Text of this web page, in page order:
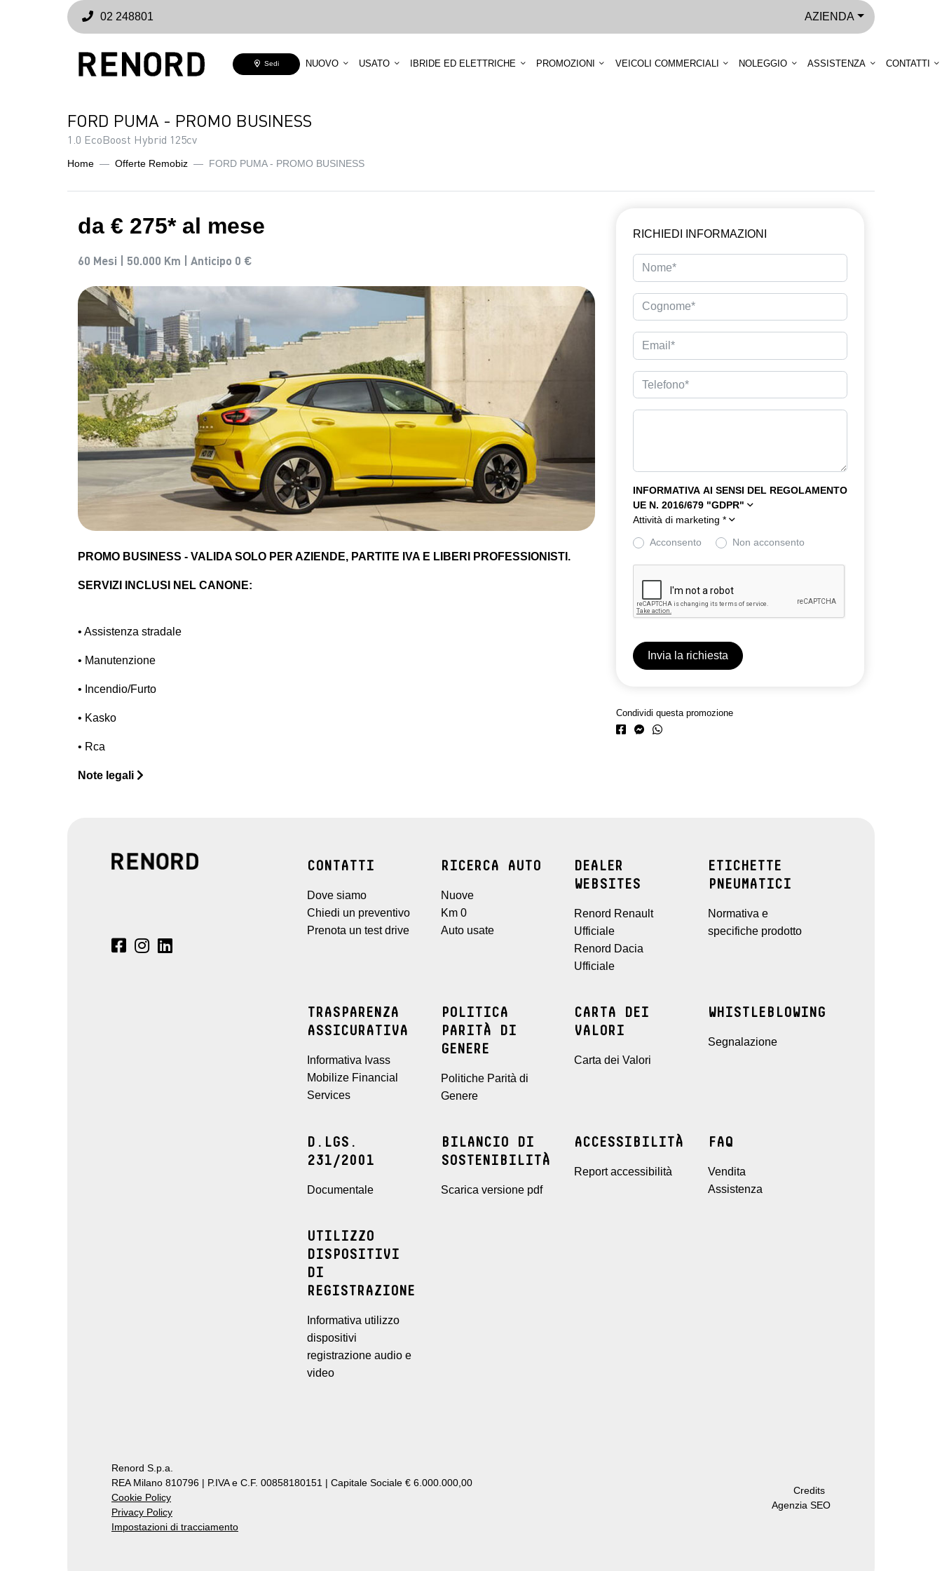
02 248801 AZIENDA
Sedi NUOVO USATO IBRIDE ED ELETTRICHE PROMOZIONI VEICOLI COMMERCIALI NOLEGGIO ASSISTENZA CONTATTI
FORD PUMA - PROMO BUSINESS
1.0 EcoBoost Hybrid 125cv
Home Offerte Remobiz FORD PUMA - PROMO BUSINESS
da € 275* al mese
60 Mesi | 50.000 Km | Anticipo 0 €
PROMO BUSINESS - VALIDA SOLO PER AZIENDE, PARTITE IVA E LIBERI PROFESSIONISTI.
SERVIZI INCLUSI NEL CANONE:
• Assistenza stradale
• Manutenzione
• Incendio/Furto
• Kasko
• Rca
Note legali
RICHIEDI INFORMAZIONI
INFORMATIVA AI SENSI DEL REGOLAMENTO
UE N. 2016/679 "GDPR"
Attività di marketing *
Acconsento Non acconsento
Condividi questa promozione
CONTATTI
Dove siamo
Chiedi un preventivo
Prenota un test drive
RICERCA AUTO
Nuove
Km 0
Auto usate
DEALER
WEBSITES
Renord Renault
Ufficiale
Renord Dacia
Ufficiale
ETICHETTE
PNEUMATICI
Normativa e
specifiche prodotto
TRASPARENZA
ASSICURATIVA
Informativa Ivass
Mobilize Financial
Services
POLITICA
PARITÀ DI
GENERE
Politiche Parità di
Genere
CARTA DEI
VALORI
Carta dei Valori
WHISTLEBLOWING
Segnalazione
D.LGS.
231/2001
Documentale
BILANCIO DI
SOSTENIBILITÀ
Scarica versione pdf
ACCESSIBILITÀ
Report accessibilità
FAQ
Vendita
Assistenza
UTILIZZO
DISPOSITIVI
DI
REGISTRAZIONE
Informativa utilizzo
dispositivi
registrazione audio e
video
Renord S.p.a.
REA Milano 810796 | P.IVA e C.F. 00858180151 | Capitale Sociale € 6.000.000,00
Cookie Policy
Privacy Policy
Impostazioni di tracciamento
Credits
Agenzia SEO